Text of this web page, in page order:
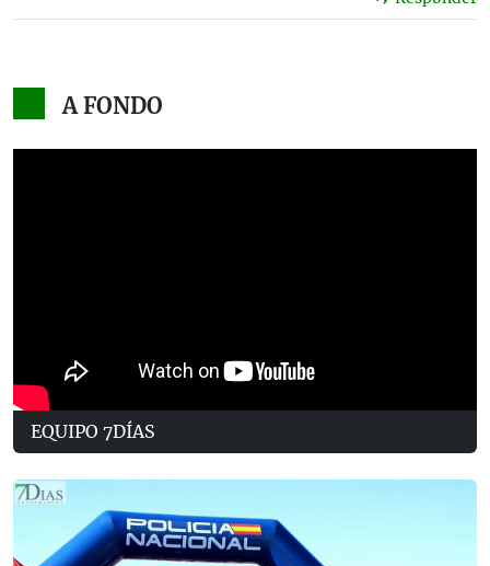
A FONDO
EQUIPO 7DÍAS